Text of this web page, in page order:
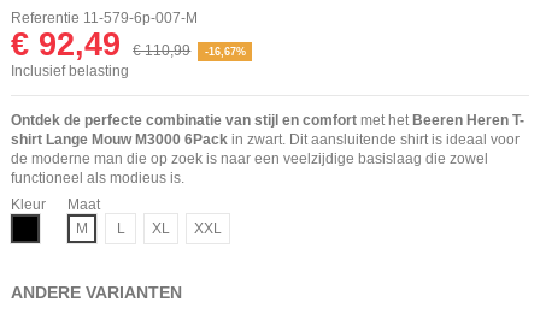
Referentie 11-579-6p-007-M
€ 92,49 € 110,99 -16,67%
Inclusief belasting
Ontdek de perfecte combinatie van stijl en comfort met het Beeren Heren T-
shirt Lange Mouw M3000 6Pack in zwart. Dit aansluitende shirt is ideaal voor
de moderne man die op zoek is naar een veelzijdige basislaag die zowel
functioneel als modieus is.
Kleur
Maat
M
L XL XXL
ANDERE VARIANTEN